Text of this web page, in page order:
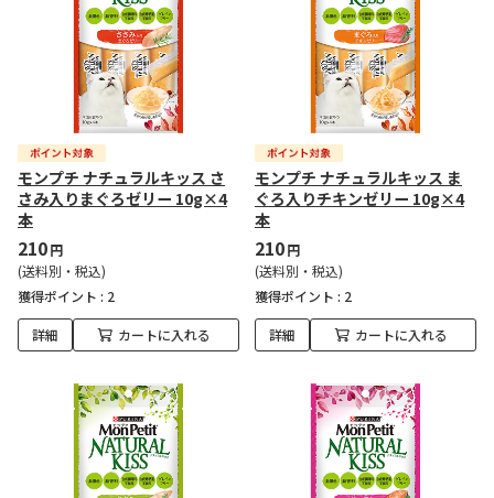
モンプチ ナチュラルキッス さ
さみ入りまぐろゼリー 10g×4
本
210円
(送料別・税込)
獲得ポイント : 2
詳細 カートに入れる
モンプチ ナチュラルキッス ま
ぐろ入りチキンゼリー 10g×4
本
210円
(送料別・税込)
獲得ポイント : 2
詳細 カートに入れる